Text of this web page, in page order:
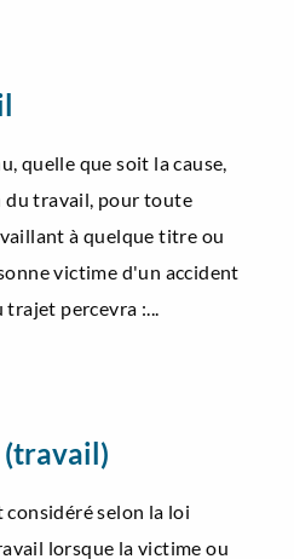
quelle que soit la cause,
du travail, pour toute
à quelque titre ou
victime d'un accident
percevra :...
selon la loi
lorsque la victime ou